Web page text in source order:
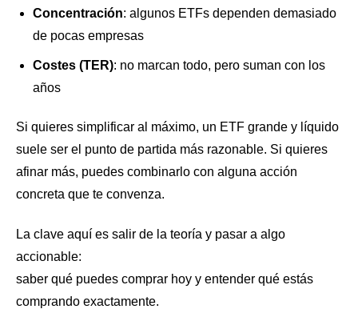
Concentración: algunos ETFs dependen demasiado
de pocas empresas
Costes (TER): no marcan todo, pero suman con los
años
Si quieres simplificar al máximo, un ETF grande y líquido
suele ser el punto de partida más razonable. Si quieres
afinar más, puedes combinarlo con alguna acción
concreta que te convenza.
La clave aquí es salir de la teoría y pasar a algo
accionable:
saber qué puedes comprar hoy y entender qué estás
comprando exactamente.